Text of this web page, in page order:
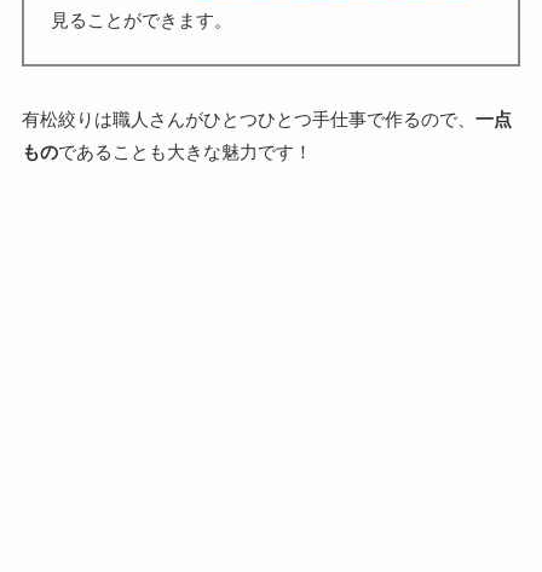
見ることができます。
有松絞りは職人さんがひとつひとつ手仕事で作るので、 一点
ものであることも大きな魅力です！